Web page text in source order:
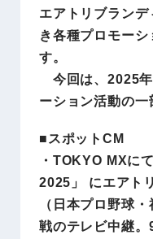
エアトリブラン
き各種プロモー
す。
今回は、2025年
ーション活動の一
■スポットCM
・TOKYO MXに
2025」 にエアト
（日本プロ野球
戦のテレビ中継。